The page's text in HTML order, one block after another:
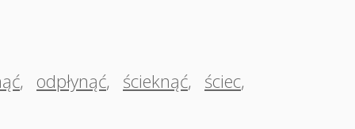
, odpłynąć, ścieknąć, ściec,